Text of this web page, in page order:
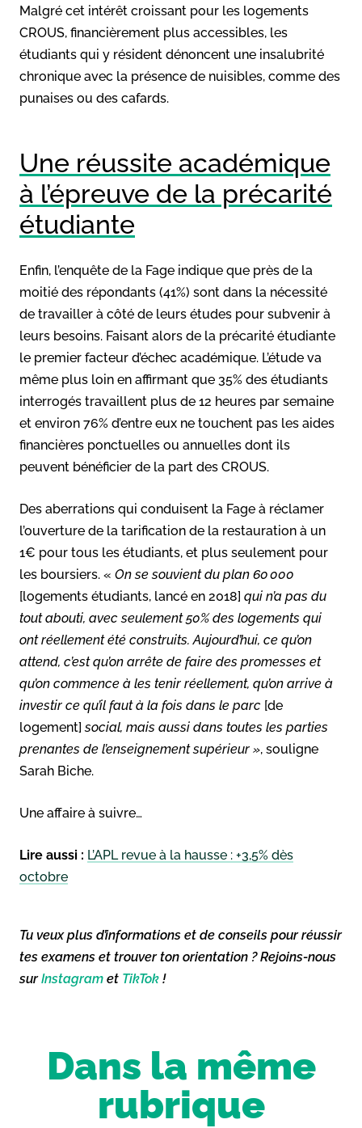
Malgré cet intérêt croissant pour les logements
CROUS, financièrement plus accessibles, les
étudiants qui y résident dénoncent une insalubrité
chronique avec la présence de nuisibles, comme des
punaises ou des cafards.
Une réussite académique
à l’épreuve de la précarité
étudiante
Enfin, l’enquête de la Fage indique que près de la
moitié des répondants (41%) sont dans la nécessité
de travailler à côté de leurs études pour subvenir à
leurs besoins. Faisant alors de la précarité étudiante
le premier facteur d’échec académique. L’étude va
même plus loin en affirmant que 35% des étudiants
interrogés travaillent plus de 12 heures par semaine
et environ 76% d’entre eux ne touchent pas les aides
financières ponctuelles ou annuelles dont ils
peuvent bénéficier de la part des CROUS.
Des aberrations qui conduisent la Fage à réclamer
l’ouverture de la tarification de la restauration à un
1€ pour tous les étudiants, et plus seulement pour
les boursiers. « On se souvient du plan 60 000
[logements étudiants, lancé en 2018] qui n’a pas du
tout abouti, avec seulement 50% des logements qui
ont réellement été construits. Aujourd’hui, ce qu’on
attend, c’est qu’on arrête de faire des promesses et
qu’on commence à les tenir réellement, qu’on arrive à
investir ce qu’il faut à la fois dans le parc [de
logement] social, mais aussi dans toutes les parties
prenantes de l’enseignement supérieur », souligne
Sarah Biche.
Une affaire à suivre…
Lire aussi : L’APL revue à la hausse : +3,5% dès
octobre
Tu veux plus d’informations et de conseils pour réussir
tes examens et trouver ton orientation ? Rejoins-nous
surInstagram et TikTok !
Dans la même
rubrique